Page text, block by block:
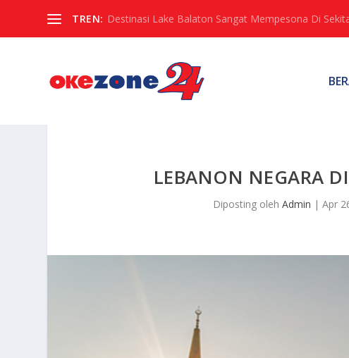
TREN: Destinasi Lake Balaton Sangat Mempesona Di
LEBANON NEGARA
Diposting oleh Admin | Apr